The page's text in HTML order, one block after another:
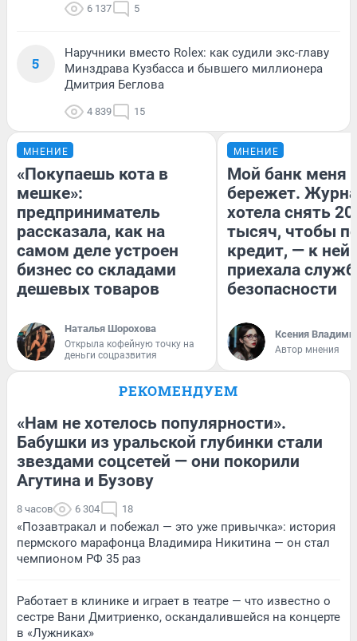
6 137 5
5
Наручники вместо Rolex: как судили экс-главу
Минздрава Кузбасса и бывшего миллионера
Дмитрия Беглова
4 839 15
МНЕНИЕ
«Покупаешь кота в
мешке»:
предприниматель
рассказала, как на
самом деле устроен
бизнес со складами
дешевых товаров
Наталья Шорохова
Открыла кофейную точку на
деньги соцразвития
МНЕНИЕ
Мой банк меня
бережет.
хотела снять
тысяч, чтобы
кредит, — к
приехала
безопасности
Ксения
Автор мнения
РЕКОМЕНДУЕМ
«Нам не хотелось популярности».
Бабушки из уральской глубинки стали
звездами соцсетей — они покорили
Агутина и Бузову
8 часов 6 304 18
«Позавтракал и побежал — это уже привычка»: история
пермского марафонца Владимира Никитина — он стал
чемпионом РФ 35 раз
Работает в клинике и играет в театре — что известно о
сестре Вани Дмитриенко, оскандалившейся на концерте
в «Лужниках»